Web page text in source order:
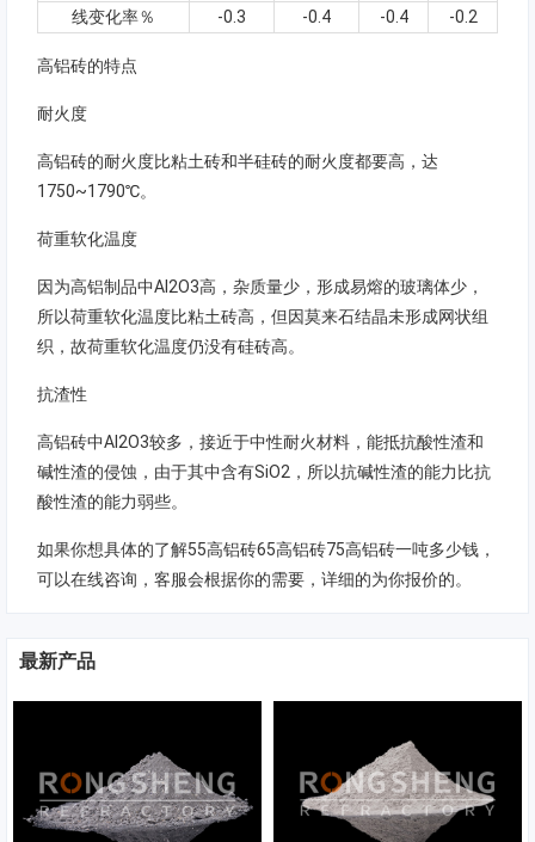
线变化率％
-0.3 -0.4 -0.4 -0.2
高铝砖的特点
耐火度
高铝砖的耐火度比粘土砖和半硅砖的耐火度都要高，达
1750~1790℃。
荷重软化温度
因为高铝制品中Al2O3高，杂质量少，形成易熔的玻璃体少，
所以荷重软化温度比粘土砖高，但因莫来石结晶未形成网状组
织，故荷重软化温度仍没有硅砖高。
抗渣性
高铝砖中Al2O3较多，接近于中性耐火材料，能抵抗酸性渣和
碱性渣的侵蚀，由于其中含有SiO2，所以抗碱性渣的能力比抗
酸性渣的能力弱些。
如果你想具体的了解55高铝砖65高铝砖75高铝砖一吨多少钱，
可以在线咨询，客服会根据你的需要，详细的为你报价的。
最新产品